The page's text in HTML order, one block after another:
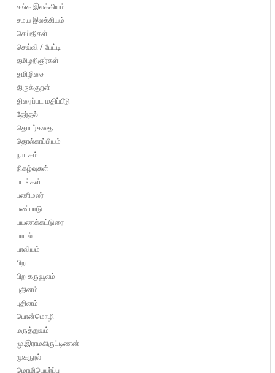
சங்க இலக்கியம்
சமய இலக்கியம்
செய்திகள்
செவ்வி / பேட்டி
தமிழறிஞர்கள்
தமிழிசை
திருக்குறள்
திரைப்பட மதிப்பீடு
தேர்தல்
தொடர்கதை
தொல்காப்பியம்
நாடகம்
நிகழ்வுகள்
படங்கள்
பணிமலர்
பண்பாடு
பயணக்கட்டுரை
பாடல்
பாவியம்
பிற
பிற கருவூலம்
புதினம்
புதினம்
பொன்மொழி
மருத்துவம்
மு.இராமகிருட்டிணன்
முகநூல்
மொழிபெயர்ப்பு